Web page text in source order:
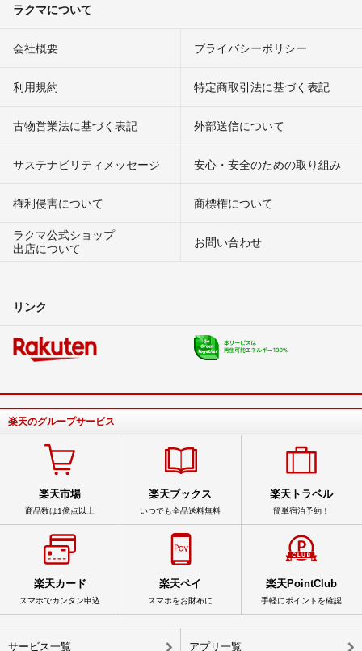
ラクマについて
会社概要 プライバシーポリシー
利用規約 特定商取引法に基づく表記
古物営業法に基づく表記 外部送信について
サステナビリティメッセージ 安心・安全のための取り組み
権利侵害について
商標権について
ラクマ公式ショップ
出店について
お問い合わせ
リンク
楽天のグループサービス
楽天市場
商品数は1億点以上
楽天ブックス
いつでも全品送料無料
楽天トラベル
簡単宿泊予約！
楽天カード
スマホでカンタン申込
楽天ペイ
スマホをお財布に
楽天PointClub
手軽にポイントを確認
サービス一覧 アプリ一覧